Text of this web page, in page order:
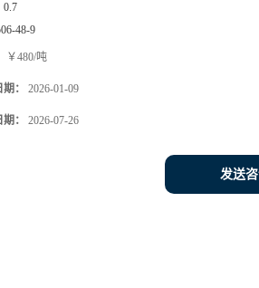
0.7
48-9
￥480/吨
： 2026-01-09
： 2026-07-26
发送